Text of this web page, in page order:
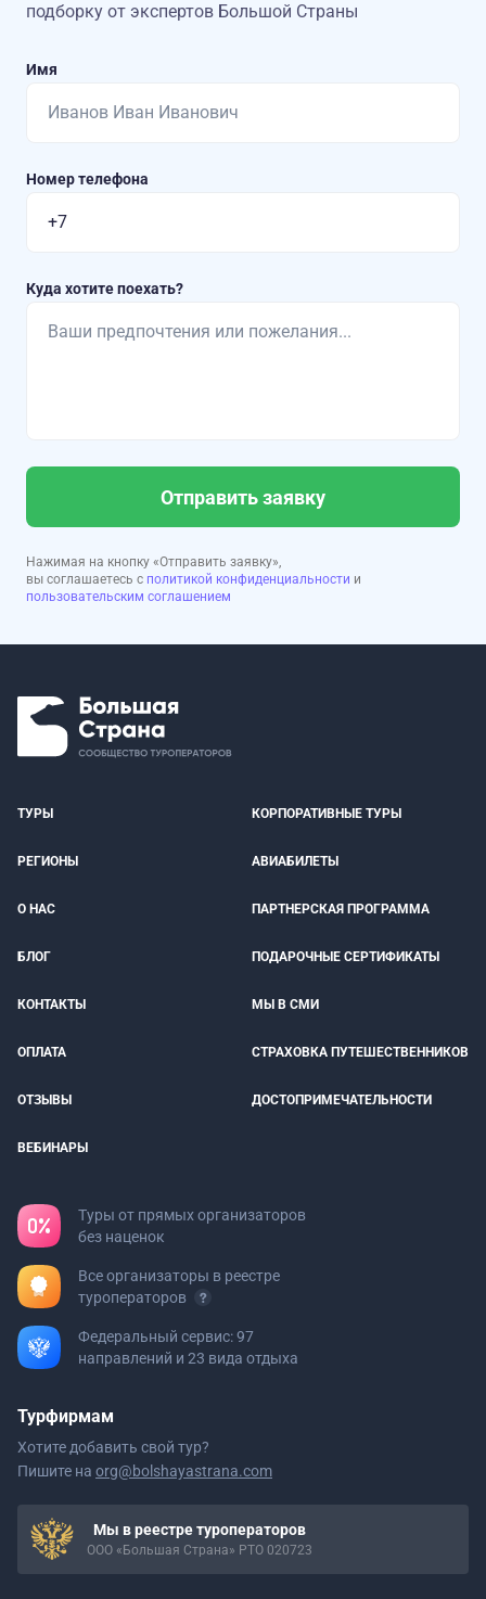
подборку от экспертов Большой Страны
Имя
Номер телефона
Куда хотите поехать?
Отправить заявку
Нажимая на кнопку «Отправить заявку»,
вы соглашаетесь с политикой конфиденциальности и
пользовательским соглашением
ТУРЫ КОРПОРАТИВНЫЕ ТУРЫ
РЕГИОНЫ АВИАБИЛЕТЫ
О НАС ПАРТНЕРСКАЯ ПРОГРАММА
БЛОГ ПОДАРОЧНЫЕ СЕРТИФИКАТЫ
КОНТАКТЫ МЫ В СМИ
ОПЛАТА СТРАХОВКА ПУТЕШЕСТВЕННИКОВ
ОТЗЫВЫ ДОСТОПРИМЕЧАТЕЛЬНОСТИ
ВЕБИНАРЫ
Туры от прямых организаторов
без наценок
Все организаторы в реестре
туроператоров
Федеральный сервис: 97
направлений и 23 вида отдыха
Турфирмам
Хотите добавить свой тур?
Пишите на org@bolshayastrana.com
Мы в реестре туроператоров
ООО «Большая Страна» РТО 020723